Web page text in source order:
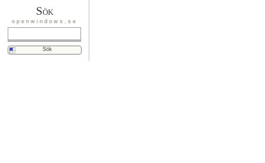
Sök
openwindows.se